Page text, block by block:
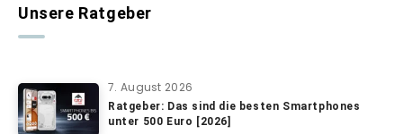
Unsere Ratgeber
7. August 2026
Ratgeber: Das sind die besten Smartphones
unter 500 Euro [2026]